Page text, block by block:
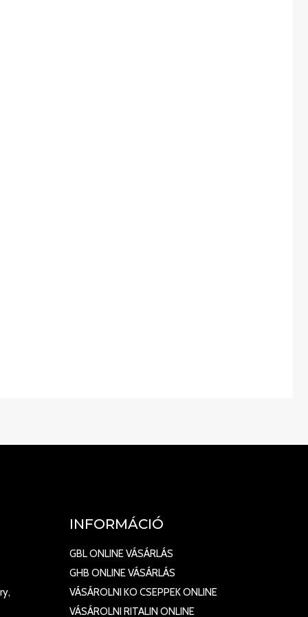
INFORMÁCIÓ
GBL ONLINE VÁSÁRLÁS
GHB ONLINE VÁSÁRLÁS
VÁSÁROLNI KO CSEPPEK ONLINE
VÁSÁROLNI RITALIN ONLINE